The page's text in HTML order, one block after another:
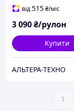
від515₴/міс
3 090₴/рулон
Купити
АЛЬТЕРА-ТЕХНО
1